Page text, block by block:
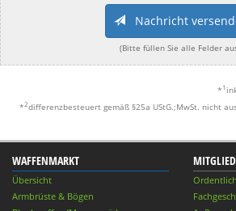
Nachricht
(Bitte füllen Sie alle Felder
* 1
*2differenzbesteuert gemäß §25a UStG.;MwSt. nicht
WAFFENMARKT
Übersicht
Armbrüste & Bögen